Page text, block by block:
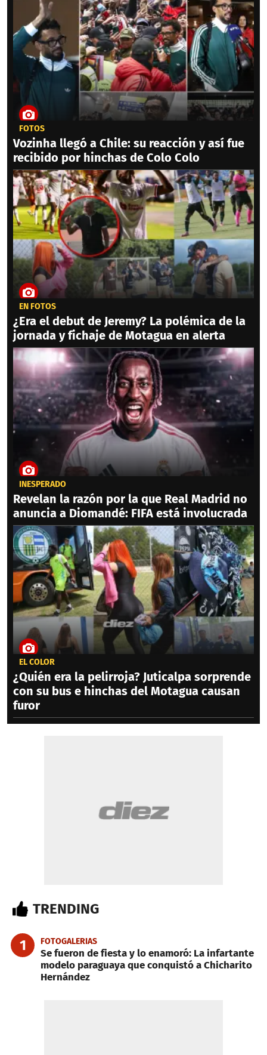
FOTOS
Vozinha llegó a Chile: su reacción y así fue
recibido por hinchas de Colo Colo
EN FOTOS
¿Era el debut de Jeremy? La polémica de la
jornada y fichaje de Motagua en alerta
INESPERADO
Revelan la razón por la que Real Madrid no
anuncia a Diomandé: FIFA está involucrada
EL COLOR
¿Quién era la pelirroja? Juticalpa sorprende
con su bus e hinchas del Motagua causan
furor
TRENDING
1 FOTOGALERIAS
Se fueron de fiesta y lo enamoró: La infartante
modelo paraguaya que conquistó a Chicharito
Hernández